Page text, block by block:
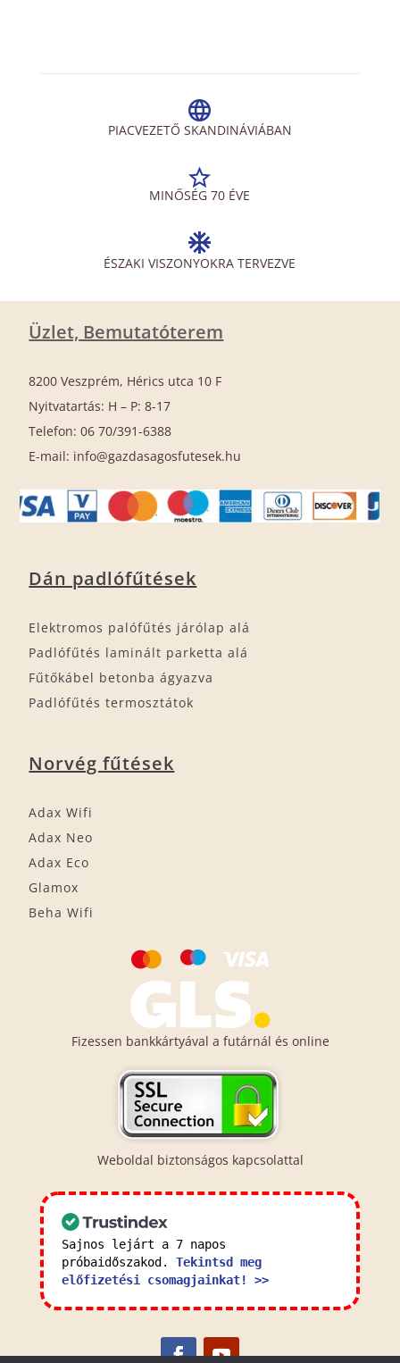
PIACVEZETŐ SKANDINÁVIÁBAN
MINŐSÉG 70 ÉVE
ÉSZAKI VISZONYOKRA TERVEZVE
Üzlet, Bemutatóterem
8200 Veszprém, Hérics utca 10 F
Nyitvatartás: H – P: 8-17
Telefon: 06 70/391-6388
E-mail: info@gazdasagosfutesek.hu
Dán padlófűtések
Elektromos palófűtés járólap alá
Padlófűtés laminált parketta alá
Fűtőkábel betonba ágyazva
Padlófűtés termosztátok
Norvég fűtések
Adax Wifi
Adax Neo
Adax Eco
Glamox
Beha Wifi
Fizessen bankkártyával a futárnál és online
Weboldal biztonságos kapcsolattal
Sajnos lejárt a 7 napos
próbaidőszakod. Tekintsd meg
előfizetési csomagjainkat! >>